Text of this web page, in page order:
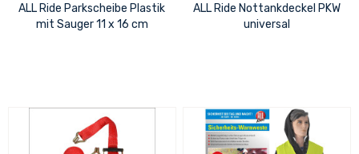
ALL Ride Parkscheibe Plastik
mit Sauger 11 x 16 cm
ALL Ride Nottankdeckel PKW
universal